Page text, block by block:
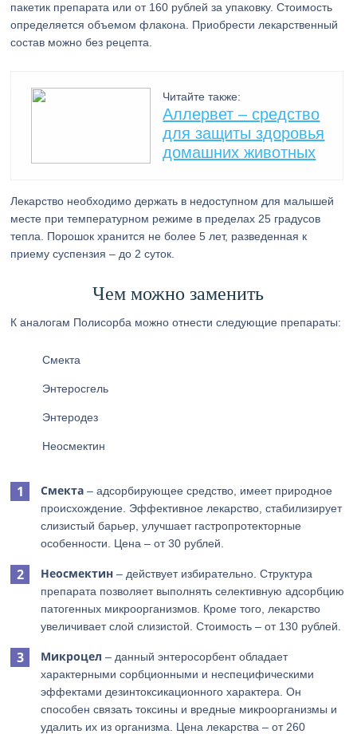
пакетик препарата или от 160 рублей за упаковку. Стоимость
определяется объемом флакона. Приобрести лекарственный
состав можно без рецепта.
Читайте также:
Аллервет – средство
для защиты здоровья
домашних животных
Лекарство необходимо держать в недоступном для малышей
месте при температурном режиме в пределах 25 градусов
тепла. Порошок хранится не более 5 лет, разведенная к
приему суспензия – до 2 суток.
Чем можно заменить
К аналогам Полисорба можно отнести следующие препараты:
Смекта
Энтеросгель
Энтеродез
Неосмектин
Смекта– адсорбирующее средство, имеет природное
происхождение. Эффективное лекарство, стабилизирует
слизистый барьер, улучшает гастропротекторные
особенности. Цена – от 30 рублей.
Неосмектин– действует избирательно. Структура
препарата позволяет выполнять селективную адсорбцию
патогенных микроорганизмов. Кроме того, лекарство
увеличивает слой слизистой. Стоимость – от 130 рублей.
Микроцел– данный энтеросорбент обладает
характерными сорбционными и неспецифическими
эффектами дезинтоксикационного характера. Он
способен связать токсины и вредные микроорганизмы и
удалить их из организма. Цена лекарства – от 260